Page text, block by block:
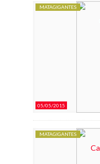
05/05/2015
MATAGIGANTES
MATAGIGANTES